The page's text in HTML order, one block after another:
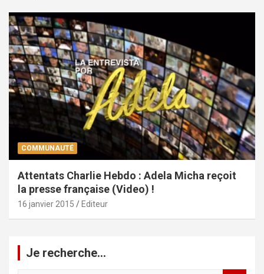
COMMUNAUTÉ
Attentats Charlie Hebdo : Adela Micha reçoit
la presse française (Video) !
16 janvier 2015 Editeur
Je recherche…